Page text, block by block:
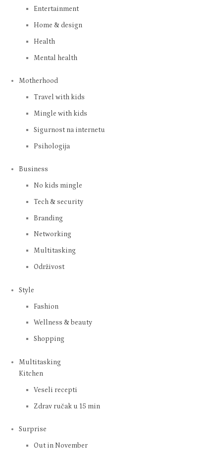
Entertainment
Home & design
Health
Mental health
Motherhood
Travel with kids
Mingle with kids
Sigurnost na internetu
Psihologija
Business
No kids mingle
Tech & security
Branding
Networking
Multitasking
Održivost
Style
Fashion
Wellness & beauty
Shopping
Multitasking
Kitchen
Veseli recepti
Zdrav ručak u 15 min
Surprise
Out in November